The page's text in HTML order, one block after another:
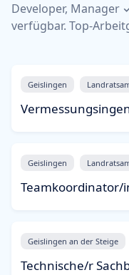
Developer, Manager
verfügbar. Top-
Geislingen
Geislingen
Teamkoordinator/
Geislingen an der Steige
Technische/r